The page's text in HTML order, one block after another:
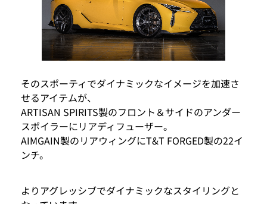
そのスポーティでダイナミックなイメージを加速さ
せるアイテムが、
ARTISAN SPIRITS製のフロント＆サイドのアンダー
スポイラーにリアディフューザー。
AIMGAIN製のリアウィングにT&T FORGED製の22イ
ンチ。
よりアグレッシブでダイナミックなスタイリングと